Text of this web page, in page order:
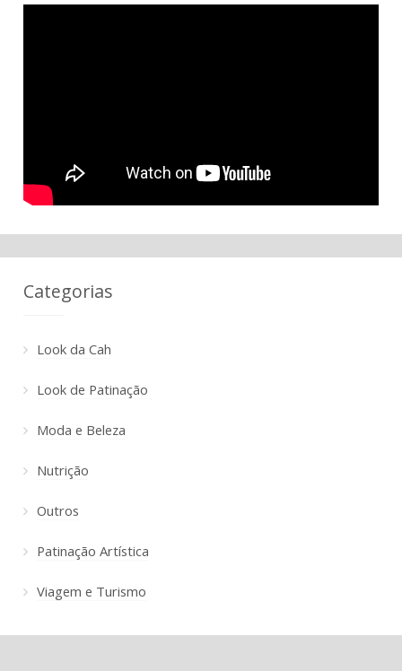
Categorias
Look da Cah
Look de Patinação
Moda e Beleza
Nutrição
Outros
Patinação Artística
Viagem e Turismo